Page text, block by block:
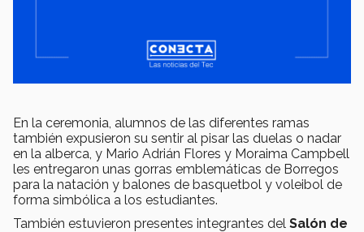
En la ceremonia, alumnos de las diferentes ramas
también expusieron su sentir al pisar las duelas o nadar
en la alberca, y Mario Adrián Flores y Moraima Campbell
les entregaron unas gorras emblemáticas de Borregos
para la natación y balones de basquetbol y voleibol de
forma simbólica a los estudiantes.
También estuvieron presentes integrantes del Salón de